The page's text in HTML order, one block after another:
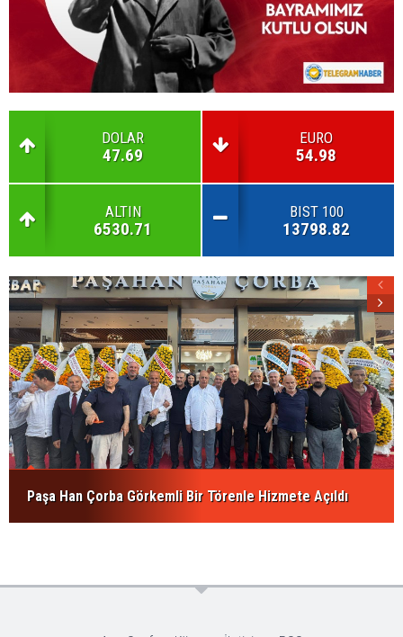
DOLAR
47.69
EURO
54.98
ALTIN
6530.71
BIST 100
13798.82
Paşa Han Çorba Görkemli Bir Törenle Hizmete Açıldı